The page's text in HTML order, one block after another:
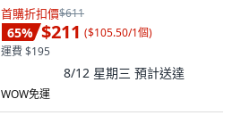
首購折扣價$611
65% $211 ($105.50/1個)
運費 $195
8/12 星期三 預計送達
WOW免運